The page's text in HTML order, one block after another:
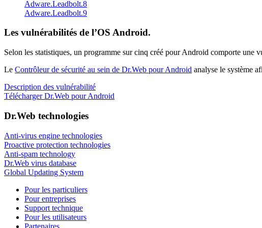
Adware.Leadbolt.8
Adware.Leadbolt.9
Les vulnérabilités de l’OS Android.
Selon les statistiques, un programme sur cinq créé pour Android comporte une
Le Contrôleur de sécurité au sein de Dr.Web pour Android analyse le système
Description des vulnérabilité
Télécharger Dr.Web pour Android
Dr.Web technologies
Anti-virus engine technologies
Proactive protection technologies
Anti-spam technology
Dr.Web virus database
Global Updating System
Pour les particuliers
Pour entreprises
Support technique
Pour les utilisateurs
Partenaires